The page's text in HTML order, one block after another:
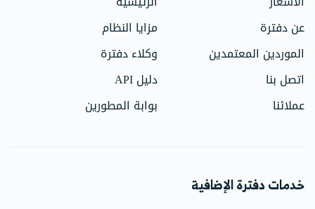
عن دفترة
مزايا النظام
الموردين المعتمدين
وكلاء دفترة
اتصل بنا
دليل API
عملائنا
بوابة المطورين
خدمات دفترة الإضافية